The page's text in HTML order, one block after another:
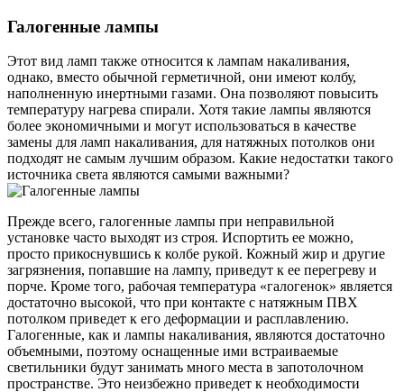
Галогенные лампы
Этот вид ламп также относится к лампам накаливания,
однако, вместо обычной герметичной, они имеют колбу,
наполненную инертными газами. Она позволяют повысить
температуру нагрева спирали. Хотя такие лампы являются
более экономичными и могут использоваться в качестве
замены для ламп накаливания, для натяжных потолков они
подходят не самым лучшим образом. Какие недостатки такого
источника света являются самыми важными?
Прежде всего, галогенные лампы при неправильной
установке часто выходят из строя. Испортить ее можно,
просто прикоснувшись к колбе рукой. Кожный жир и другие
загрязнения, попавшие на лампу, приведут к ее перегреву и
порче. Кроме того, рабочая температура «галогенок» является
достаточно высокой, что при контакте с натяжным ПВХ
потолком приведет к его деформации и расплавлению.
Галогенные, как и лампы накаливания, являются достаточно
объемными, поэтому оснащенные ими встраиваемые
светильники будут занимать много места в запотолочном
пространстве. Это неизбежно приведет к необходимости